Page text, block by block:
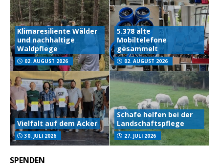
Klimaresiliente Wälder
und nachhaltige
Waldpflege
02. AUGUST 2026
5.378 alte
Mobiltelefone
gesammelt
02. AUGUST 2026
Vielfalt auf dem Acker
30. JULI 2026
Schafe helfen bei der
Landschaftspflege
27. JULI 2026
SPENDEN